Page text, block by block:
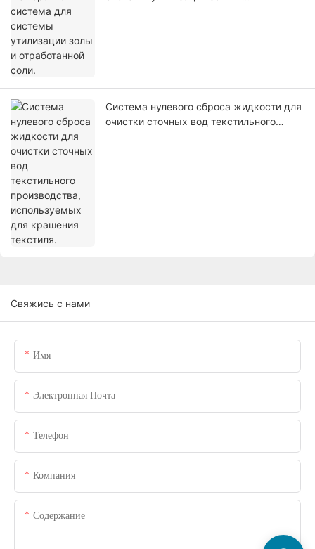
Система нулевого сброса жидкости для
очистки сточных вод текстильного
Свяжись с нами
Имя
Электронная Почта
Телефон
Компания
Содержание